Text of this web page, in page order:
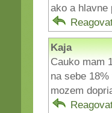
ako a hlavne
Kaja
Cauko mam
na sebe
mozem